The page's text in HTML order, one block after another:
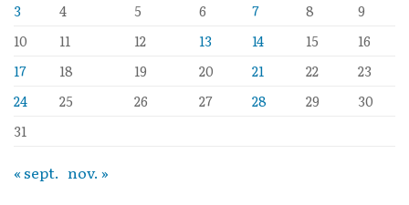
3
4 5 6 7 8
9
10
11 12 13 14 15
16
17
18 19 20 21 22
23
24
25 26 27 28 29
30
31
« sept. nov. »